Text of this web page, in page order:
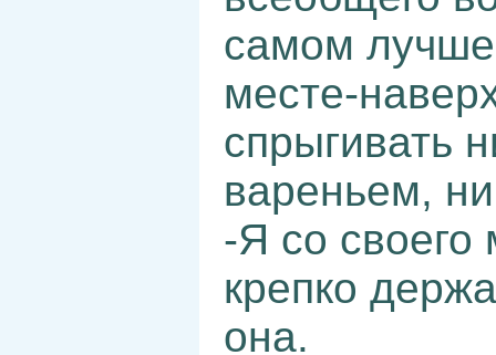
самом
месте-
спрыгивать
вареньем,
-Я со своего
крепко
она.